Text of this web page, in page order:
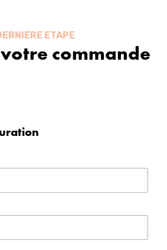
ETAPE
commande